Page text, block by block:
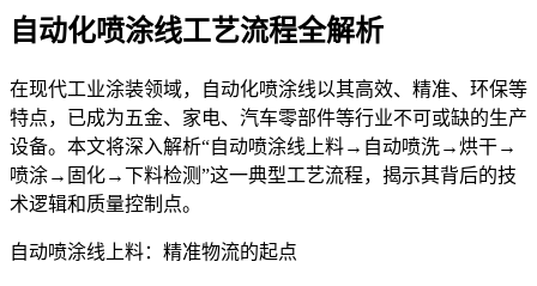
自动化喷涂线工艺流程全解析
在现代工业涂装领域，自动化喷涂线以其高效、精准、环保等
特点，已成为五金、家电、汽车零部件等行业不可或缺的生产
设备。本文将深入解析“自动喷涂线上料→自动喷洗→烘干→
喷涂→固化→下料检测”这一典型工艺流程，揭示其背后的技
术逻辑和质量控制点。
自动喷涂线上料：精准物流的起点